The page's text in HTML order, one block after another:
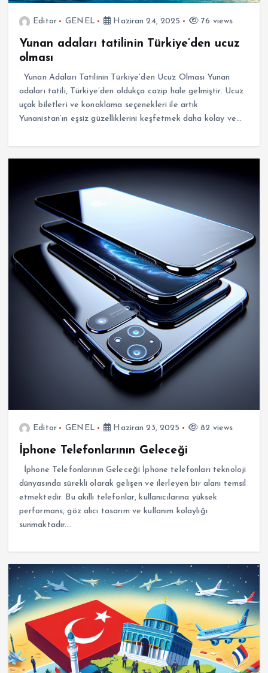
Editor GENEL Haziran 24, 2025 76 views
Yunan adaları tatilinin Türkiye’den ucuz
olması
Yunan Adaları Tatilinin Türkiye’den Ucuz Olması Yunan
adaları tatili, Türkiye’den oldukça cazip hale gelmiştir. Ucuz
uçak biletleri ve konaklama seçenekleri ile artık
Yunanistan’ın eşsiz güzelliklerini keşfetmek daha kolay ve…
Editor GENEL Haziran 23, 2025 82 views
İphone Telefonlarının Geleceği
İphone Telefonlarının Geleceği İphone telefonları teknoloji
dünyasında sürekli olarak gelişen ve ilerleyen bir alanı temsil
etmektedir. Bu akıllı telefonlar, kullanıcılarına yüksek
performans, göz alıcı tasarım ve kullanım kolaylığı
sunmaktadır.…